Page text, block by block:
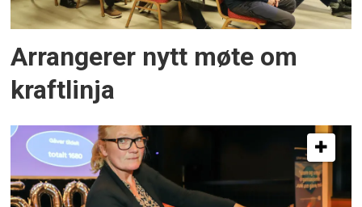
Arrangerer nytt møte om
kraftlinja